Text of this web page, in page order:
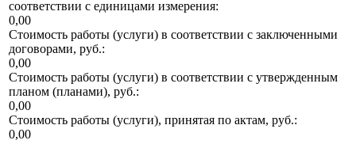
соответствии с единицами измерения:
0,00
Стоимость работы (услуги) в соответствии с заключенными
договорами, руб.:
0,00
Стоимость работы (услуги) в соответствии с утвержденным
планом (планами), руб.:
0,00
Стоимость работы (услуги), принятая по актам, руб.:
0,00